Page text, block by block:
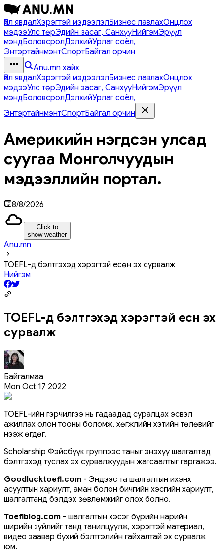
Үйл явдалХэрэгтэй мэдээлэлБизнес лавлахОнцлох
мэдээУлс төрЭдийн засаг, СанхүүНийгэмЭрүүл
мэндБоловсролДэлхийУрлаг соёл,
ЭнтэртайнмэнтСпортБайгал орчин
Anu.mn хайх
Үйл явдалХэрэгтэй мэдээлэлБизнес лавлахОнцлох
мэдээУлс төрЭдийн засаг, СанхүүНийгэмЭрүүл
мэндБоловсролДэлхийУрлаг соёл,
ЭнтэртайнмэнтСпортБайгал орчин
Америкийн нэгдсэн улсад
суугаа Монголчуудын
мэдээллийн портал.
8/8/2026
Click to
show weather
Anu.mn
TOEFL-д бэлтгэхэд хэрэгтэй есөн эх сурвалж
Нийгэм
TOEFL-д бэлтгэхэд хэрэгтэй есөн эх
сурвалж
Байгалмаа
Mon Oct 17 2022
TOEFL-ийн гэрчилгээ нь гадаадад суралцах эсвэл
ажиллах олон тооны боломж, хөгжлийн хэтийн төлөвийг
нээж өгдөг.
Scholarship Фэйсбүүк группээс таныг энэхүү шалгалтад
бэлтгэхэд туслах эх сурвалжуудын жагсаалтыг гаргажээ.
Goodlucktoefl.com - Эндээс та шалгалтын ихэнх
асуултын хариулт, аман болон бичгийн хэсгийн хариулт,
шалгалтанд бэлдэх зөвлөмжийг олох болно.
Toeflblog.com - шалгалтын хэсэг бүрийн нарийн
ширийн зүйлийг танд танилцуулж, хэрэгтэй материал,
видео заавар бүхий бэлтгэлийн гайхалтай эх сурвалж
юм.